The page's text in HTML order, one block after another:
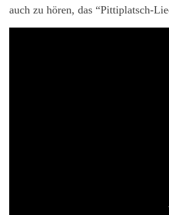
auch zu hören, das “Pittiplatsch-